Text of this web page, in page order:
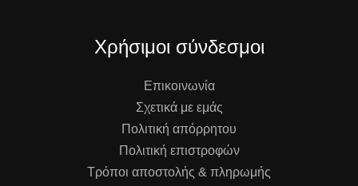
Χρήσιμοι σύνδεσμοι
Επικοινωνία
Σχετικά με εμάς
Πολιτική απόρρητου
Πολιτική επιστροφών
Τρόποι αποστολής & πληρωμής